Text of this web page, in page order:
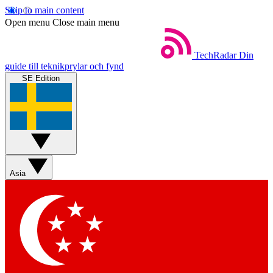
Skip to main content
Open menu Close main menu
TechRadar Din
guide till teknikprylar och fynd
SE Edition
Asia